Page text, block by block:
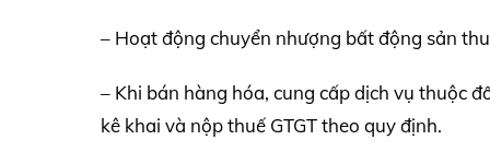
– Hoạt động chuyển nhượng bất động sản
– Khi bán hàng hóa, cung cấp dịch vụ thuộc
kê khai và nộp thuế GTGT theo quy định.